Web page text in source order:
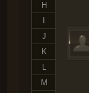
H
J
K
L
M